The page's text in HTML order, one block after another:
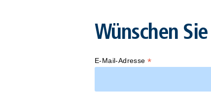
Wünschen
E-Mail-Adresse*